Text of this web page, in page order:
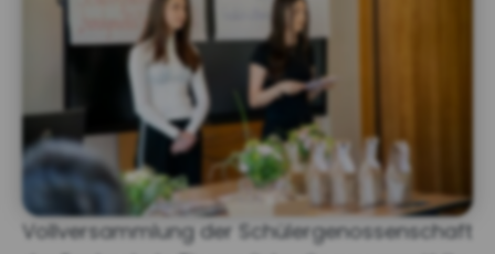
Vollversammlung der Schülergenossenschaft